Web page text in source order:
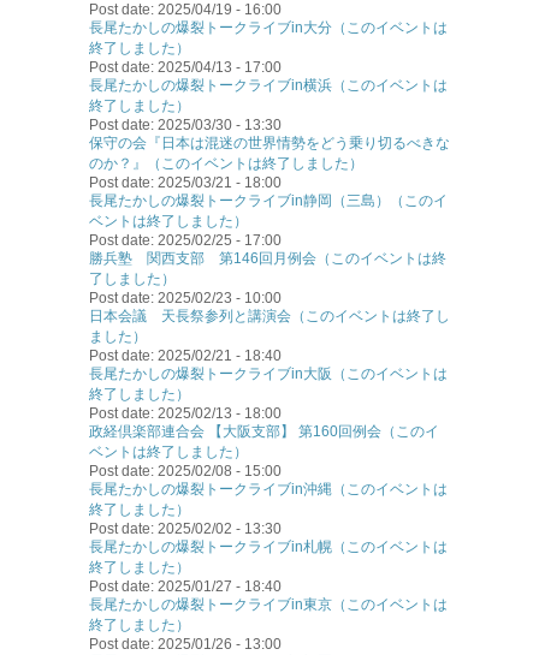
Post date: 2025/04/19 - 16:00
長尾たかしの爆裂トークライブin大分（このイベントは
終了しました）
Post date: 2025/04/13 - 17:00
長尾たかしの爆裂トークライブin横浜（このイベントは
終了しました）
Post date: 2025/03/30 - 13:30
保守の会『日本は混迷の世界情勢をどう乗り切るべきな
のか？』（このイベントは終了しました）
Post date: 2025/03/21 - 18:00
長尾たかしの爆裂トークライブin静岡（三島）（このイ
ベントは終了しました）
Post date: 2025/02/25 - 17:00
勝兵塾 関西支部 第146回月例会（このイベントは終
了しました）
Post date: 2025/02/23 - 10:00
日本会議 天長祭参列と講演会（このイベントは終了し
ました）
Post date: 2025/02/21 - 18:40
長尾たかしの爆裂トークライブin大阪（このイベントは
終了しました）
Post date: 2025/02/13 - 18:00
政経倶楽部連合会 【大阪支部】 第160回例会（このイ
ベントは終了しました）
Post date: 2025/02/08 - 15:00
長尾たかしの爆裂トークライブin沖縄（このイベントは
終了しました）
Post date: 2025/02/02 - 13:30
長尾たかしの爆裂トークライブin札幌（このイベントは
終了しました）
Post date: 2025/01/27 - 18:40
長尾たかしの爆裂トークライブin東京（このイベントは
終了しました）
Post date: 2025/01/26 - 13:00